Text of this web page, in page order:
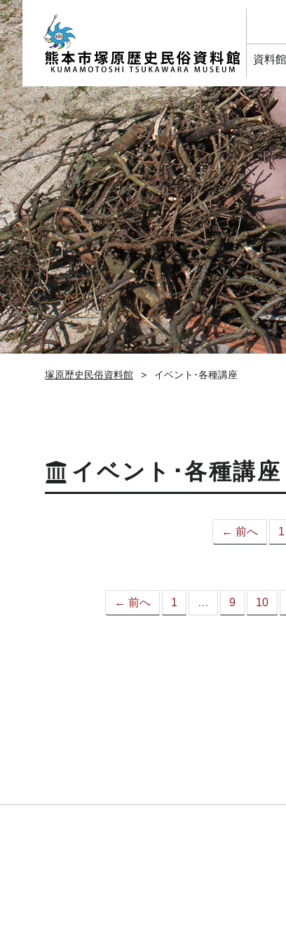
資料
塚原歴史民俗資料館 イベント･各種講座
イベント･各種講
← 前へ 1
← 前へ 1 … 9 10